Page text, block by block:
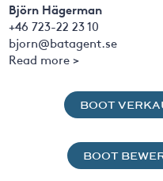
Björn Hägerman
+46 723-22 23 10
bjorn@batagent.se
Read more >
BOOT
BOOT